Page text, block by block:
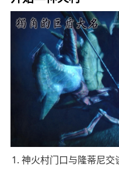
神火村门口与隆蒂尼交